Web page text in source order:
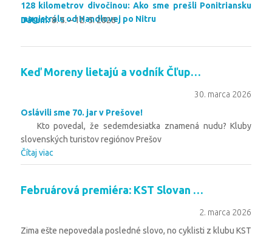
128 kilometrov divočinou: Ako sme prešli Ponitriansku
magistrálu od Handlovej po Nitru
Dátum:8. 5. – 12. 5. 2026
Čítaj viac
Keď Moreny lietajú a vodník Čľupko úraduje
30. marca 2026
Oslávili sme 70. jar v Prešove!
Kto povedal, že sedemdesiatka znamená nudu? Kluby
slovenských turistov regiónov Prešov
Čítaj viac
Februárová premiéra: KST Slovan Sabinov otvoril cyklosezónu
2. marca 2026
Zima ešte nepovedala posledné slovo, no cyklisti z klubu KST